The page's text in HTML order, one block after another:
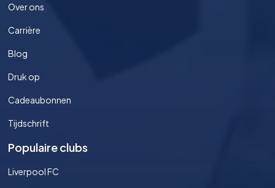
Over ons
Carrière
Blog
Druk op
Cadeaubonnen
Tijdschrift
Populaire clubs
Liverpool FC